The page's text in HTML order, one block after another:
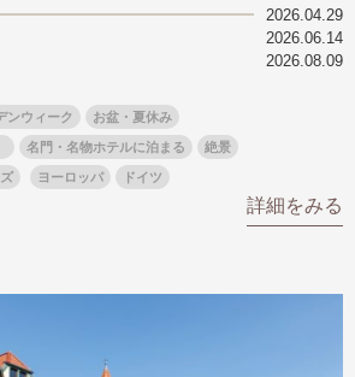
2026.04.29
2026.06.14
2026.08.09
ンウィーク お盆・夏休み
名門・名物ホテルに泊まる 絶景
ヨーロッパ ドイツ
詳細をみる